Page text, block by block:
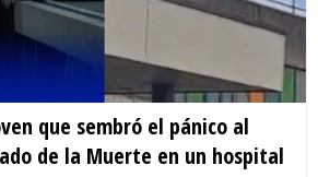
que sembró el pánico al
de la Muerte en un hospital